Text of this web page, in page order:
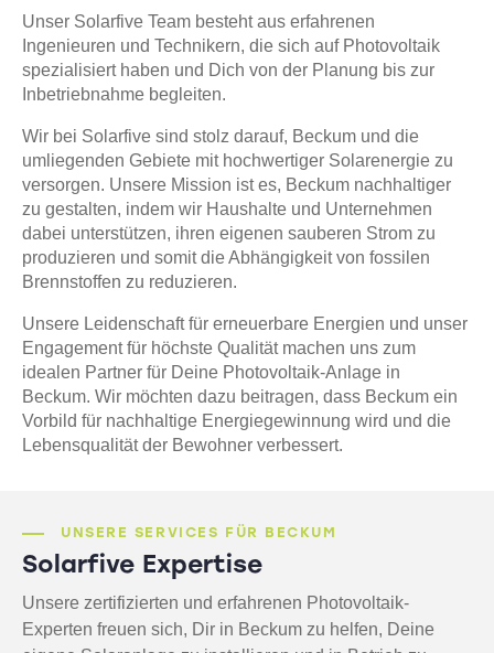
Unser Solarfive Team besteht aus erfahrenen
Ingenieuren und Technikern, die sich auf Photovoltaik
spezialisiert haben und Dich von der Planung bis zur
Inbetriebnahme begleiten.
Wir bei Solarfive sind stolz darauf, Beckum und die
umliegenden Gebiete mit hochwertiger Solarenergie zu
versorgen. Unsere Mission ist es, Beckum nachhaltiger
zu gestalten, indem wir Haushalte und Unternehmen
dabei unterstützen, ihren eigenen sauberen Strom zu
produzieren und somit die Abhängigkeit von fossilen
Brennstoffen zu reduzieren.
Unsere Leidenschaft für erneuerbare Energien und unser
Engagement für höchste Qualität machen uns zum
idealen Partner für Deine Photovoltaik-Anlage in
Beckum. Wir möchten dazu beitragen, dass Beckum ein
Vorbild für nachhaltige Energiegewinnung wird und die
Lebensqualität der Bewohner verbessert.
UNSERE SERVICES FÜR BECKUM
Solarfive Expertise
Unsere zertifizierten und erfahrenen Photovoltaik-
Experten freuen sich, Dir in Beckum zu helfen, Deine